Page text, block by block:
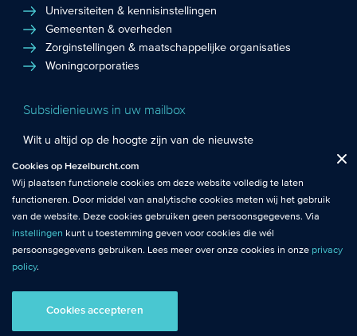
Universiteiten & kennisinstellingen
Gemeenten & overheden
Zorginstellingen & maatschappelijke organisaties
Woningcorporaties
Subsidienieuws in uw mailbox
Wilt u altijd op de hoogte zijn van de nieuwste
voor de Hezelburcht Subsidienieuwsbrief!
Inschrijven nieuwsbrief
AI statement Algemene Voorwaarden
noodzakelijk om de website goed te laten werken.
Analytische cookies
: Met analytische cookies meten wij het gebruik van
de website. Zo krijgen wij beter inzicht in het functioneren van de
website.
Cookies op Hezelburcht.com
Wij plaatsen functionele cookies om deze website volledig te laten
functioneren. Door middel van analytische cookies meten wij het gebruik
van de website. Deze cookies gebruiken geen persoonsgegevens. Via
instellingen kunt u toestemming geven voor cookies die wél
persoonsgegevens gebruiken. Lees meer over onze cookies in onze privacy
policy.
Cookies accepteren